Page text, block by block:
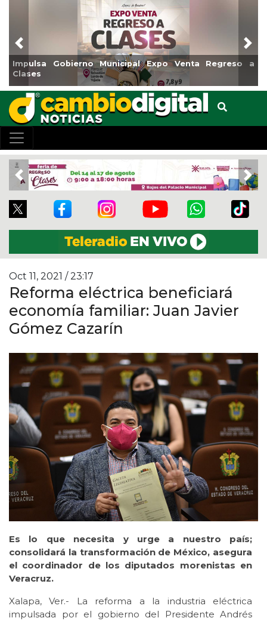
Municipal Expo Venta Regreso a
Reabrirá
Previous
Previous
Oct 11, 2021 / 23:17
Reforma eléctrica beneficiará
economía familiar: Juan Javier
Gómez Cazarín
Es lo que necesita y urge a nuestro país;
consolidará la transformación de México, asegura
el coordinador de los diputados morenistas en
Veracruz.
Xalapa, Ver.- La reforma a la industria eléctrica
impulsada por el gobierno del Presidente Andrés